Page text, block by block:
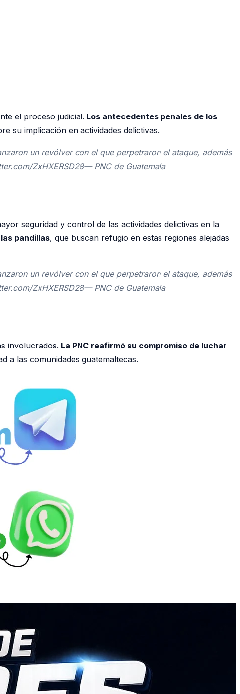
el proceso judicial. Los antecedentes penales de los
su implicación en actividades delictivas.
un revólver con el que perpetraron el ataque, además
ZxHXERSD28— PNC de Guatemala
seguridad y control de las actividades delictivas en la
pandillas, que buscan refugio en estas regiones alejadas
un revólver con el que perpetraron el ataque, además
ZxHXERSD28— PNC de Guatemala
involucrados. La PNC reafirmó su compromiso de luchar
a las comunidades guatemaltecas.